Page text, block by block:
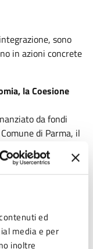
ed
media e per
inoltre
sono
in azioni concrete
la Coesione
da fondi
di Parma, il
almeno
lungo un
abitativa,
individuale e
delle persone
delle comunità